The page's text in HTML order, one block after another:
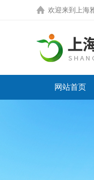
欢迎来到 上海
网站首页